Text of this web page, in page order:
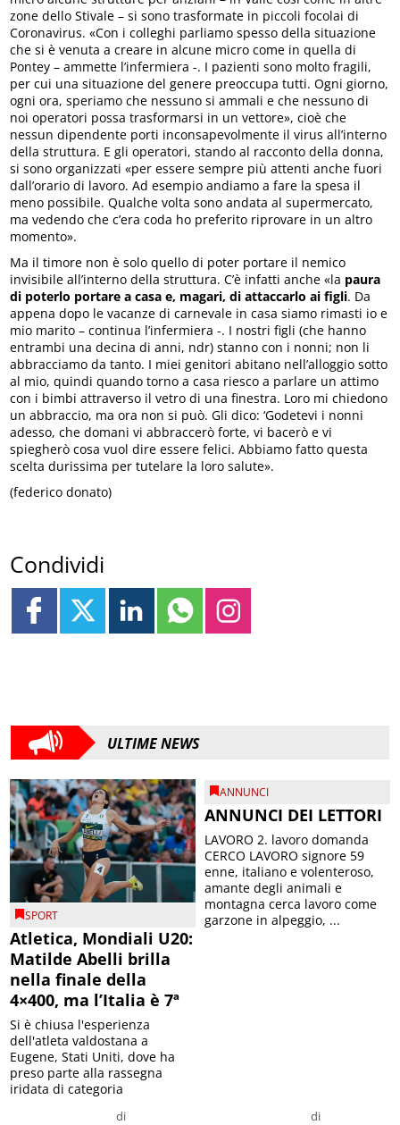
zone dello Stivale – si sono trasformate in piccoli focolai di
Coronavirus. «Con i colleghi parliamo spesso della situazione
che si è venuta a creare in alcune micro come in quella di
Pontey – ammette l’infermiera -. I pazienti sono molto fragili,
per cui una situazione del genere preoccupa tutti. Ogni giorno,
ogni ora, speriamo che nessuno si ammali e che nessuno di
noi operatori possa trasformarsi in un vettore», cioè che
nessun dipendente porti inconsapevolmente il virus all’interno
della struttura. E gli operatori, stando al racconto della donna,
si sono organizzati «per essere sempre più attenti anche fuori
dall’orario di lavoro. Ad esempio andiamo a fare la spesa il
meno possibile. Qualche volta sono andata al supermercato,
ma vedendo che c’era coda ho preferito riprovare in un altro
momento».
Ma il timore non è solo quello di poter portare il nemico
invisibile all’interno della struttura. C’è infatti anche «la paura
di poterlo portare a casa e, magari, di attaccarlo ai figli. Da
appena dopo le vacanze di carnevale in casa siamo rimasti io e
mio marito – continua l’infermiera -. I nostri figli (che hanno
entrambi una decina di anni, ndr) stanno con i nonni; non li
abbracciamo da tanto. I miei genitori abitano nell’alloggio sotto
al mio, quindi quando torno a casa riesco a parlare un attimo
con i bimbi attraverso il vetro di una finestra. Loro mi chiedono
un abbraccio, ma ora non si può. Gli dico: ‘Godetevi i nonni
adesso, che domani vi abbraccerò forte, vi bacerò e vi
spiegherò cosa vuol dire essere felici. Abbiamo fatto questa
scelta durissima per tutelare la loro salute».
(federico donato)
Condividi
ULTIME NEWS
SPORT
Atletica, Mondiali U20:
Matilde Abelli brilla
nella finale della
4×400, ma l’Italia è 7ª
di
Si è chiusa l'esperienza
dell'atleta valdostana a
Eugene, Stati Uniti, dove ha
preso parte alla rassegna
iridata di categoria
ANNUNCI
ANNUNCI DEI LETTORI
di
LAVORO 2. lavoro domanda
CERCO LAVORO signore 59
enne, italiano e volenteroso,
amante degli animali e
montagna cerca lavoro come
garzone in alpeggio, ...